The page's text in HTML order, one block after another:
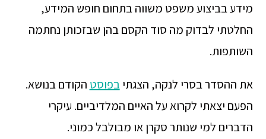
מידע בביצוע משפט משווה בתחום חופש המידע,
החלטתי לבדוק מה סוד הקסם בהן שבזכותן נחתמה
השותפות.
את ההסדר בסרי לנקה, הצגתיבפוסט הקודם בנושא.
הפעם יצאתי לקרוא על האיים המלדיביים. עיקרי
הדברים למי שנותר סקרן או מבולבל כמוני.